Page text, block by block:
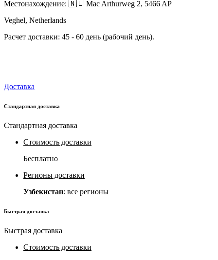
Местонахождение: 🇳🇱 Mac Arthurweg 2, 5466 AP
Veghel, Netherlands
Расчет доставки: 45 - 60 день (рабочий день).
Доставка
Стандартная доставка
Стандартная доставка
Стоимость доставки
Бесплатно
Регионы доставки
Узбекистан: все регионы
Быстрая доставка
Быстрая доставка
Стоимость доставки